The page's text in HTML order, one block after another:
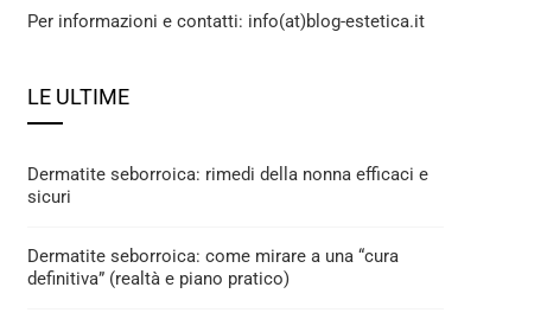
Per informazioni e contatti: info(at)blog-estetica.it
LE ULTIME
Dermatite seborroica: rimedi della nonna efficaci e
sicuri
Dermatite seborroica: come mirare a una “cura
definitiva” (realtà e piano pratico)